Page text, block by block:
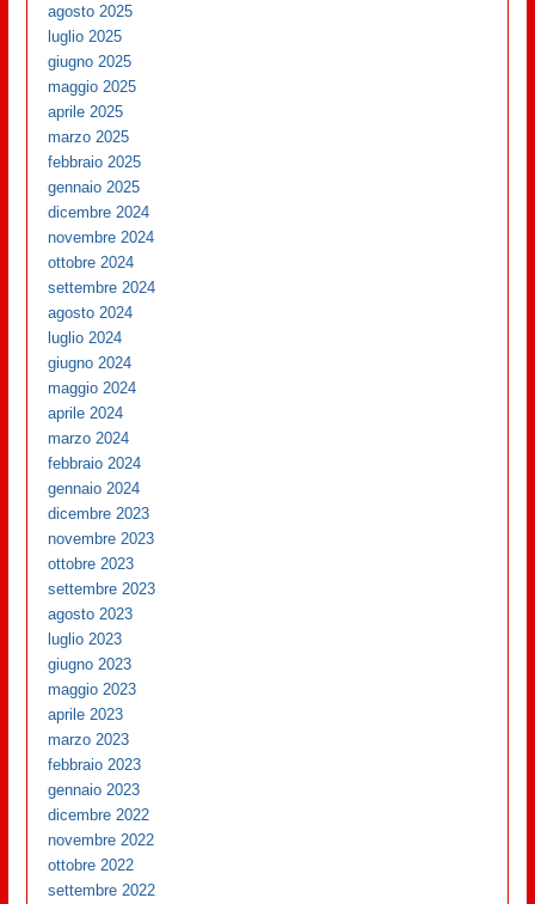
agosto 2025
luglio 2025
giugno 2025
maggio 2025
aprile 2025
marzo 2025
febbraio 2025
gennaio 2025
dicembre 2024
novembre 2024
ottobre 2024
settembre 2024
agosto 2024
luglio 2024
giugno 2024
maggio 2024
aprile 2024
marzo 2024
febbraio 2024
gennaio 2024
dicembre 2023
novembre 2023
ottobre 2023
settembre 2023
agosto 2023
luglio 2023
giugno 2023
maggio 2023
aprile 2023
marzo 2023
febbraio 2023
gennaio 2023
dicembre 2022
novembre 2022
ottobre 2022
settembre 2022